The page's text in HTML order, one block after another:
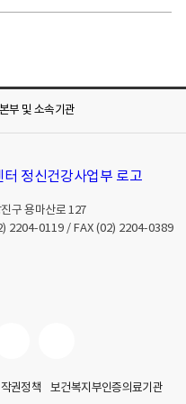
본부 및 소속기관
구 용마산로 127
2204-0119/ FAX (02) 2204-0389
권정책 보건복지부인증의료기관